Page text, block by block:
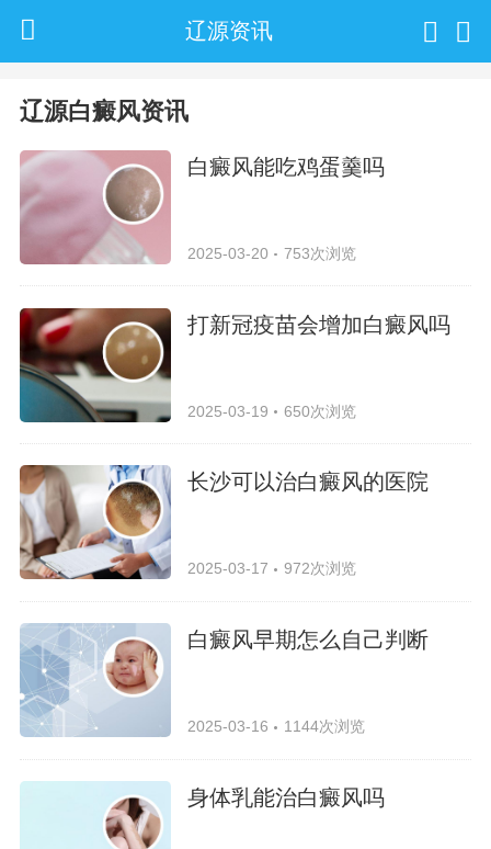
辽源资讯
辽源白癜风资讯
白癜风能吃鸡蛋羹吗
2025-03-20 753次浏览
打新冠疫苗会增加白癜风吗
2025-03-19 650次浏览
长沙可以治白癜风的医院
2025-03-17 972次浏览
白癜风早期怎么自己判断
2025-03-16 1144次浏览
身体乳能治白癜风吗